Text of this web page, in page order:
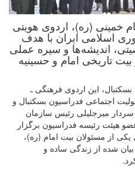
خمینی (ره)، اردوی هویتی
اسلامی ایران با هدف
اندیشه‌ها و سیره عملی
بیت تاریخی امام و حسینیه
این اردوی فرهنگی ـ
اجتماعی فدراسیون بسکتبال و
میرجلیلی رئیس سازمان
هیئت رئیسه فدراسیون برگزار
از مسئولان بیت امام (ره)،
شده از زندگی ساده و